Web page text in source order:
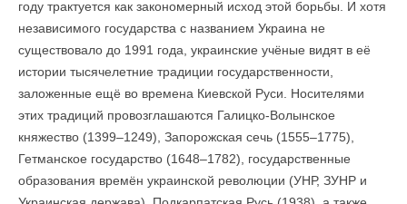
году трактуется как закономерный исход этой борьбы. И хотя
независимого государства с названием Украина не
существовало до 1991 года, украинские учёные видят в её
истории тысячелетние традиции государственности,
заложенные ещё во времена Киевской Руси. Носителями
этих традиций провозглашаются Галицко-Волынское
княжество (1399–1249), Запорожская сечь (1555–1775),
Гетманское государство (1648–1782), государственные
образования времён украинской революции (УНР, ЗУНР и